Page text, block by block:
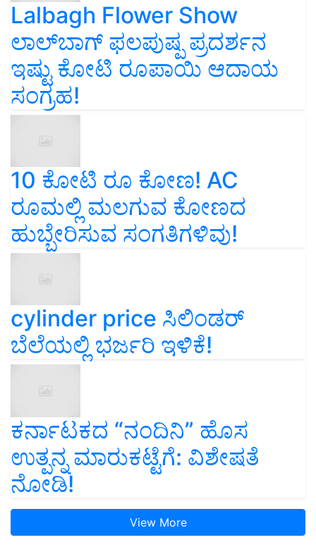
Lalbagh Flower Show
ಲಾಲ್‌ಬಾಗ್ ಫಲಪುಷ್ಪ ಪ್ರದರ್ಶನ
ಇಷ್ಟು ಕೋಟಿ ರೂಪಾಯಿ ಆದಾಯ
ಸಂಗ್ರಹ!
10 ಕೋಟಿ ರೂ ಕೋಣ! AC
ರೂಮಲ್ಲಿ ಮಲಗುವ ಕೋಣದ
ಹುಬ್ಬೇರಿಸುವ ಸಂಗತಿಗಳಿವು!
cylinder price ಸಿಲಿಂಡರ್‌
ಬೆಲೆಯಲ್ಲಿ ಭರ್ಜರಿ ಇಳಿಕೆ!
ಕರ್ನಾಟಕದ “ನಂದಿನಿ” ಹೊಸ
ಉತ್ಪನ್ನ ಮಾರುಕಟ್ಟೆಗೆ: ವಿಶೇಷತೆ
ನೋಡಿ!
View More